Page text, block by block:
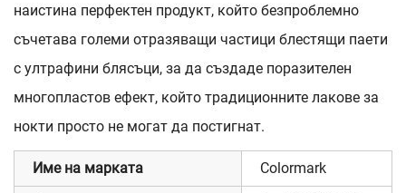
наистина перфектен продукт, който безпроблемно
съчетава големи отразяващи частици блестящи паети
с ултрафини блясъци, за да създаде поразителен
многопластов ефект, който традиционните лакове за
нокти просто не могат да постигнат.
Име на марката Colormark